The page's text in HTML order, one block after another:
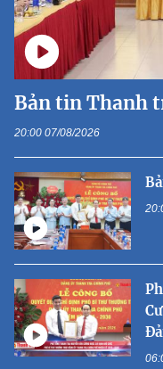
Bản tin Thanh
20:00 07/08/2026